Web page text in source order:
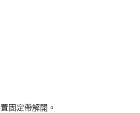
固定帶解開。